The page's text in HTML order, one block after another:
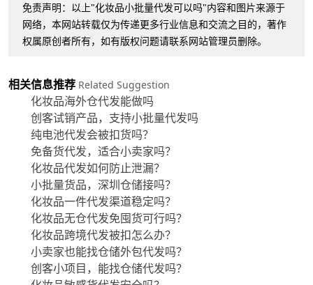
免责声明：以上"化妆品小批量代发可以吗"内容和图片来源于
网络，本网站转载仅为传递更多行业信息和交流之目的，著作
权属原创者所有，如有版权问题请联系网站管理员删除。
相关信息推荐 Related Suggestion
化妆品海外仓代发能做吗
创客试销产品，支持小批量代发吗
纯电池代发会被扣货吗？
免备货代发，适合小卖家吗？
化妆品代发如何防止泄漏？
小批量货品，深圳仓储接吗？
化妆品一件代发渠道稳定吗？
化妆品无仓代发免囤货可行吗？
化妆品跨境代发被扣怎么办？
小卖家也能找仓储外包代发吗？
创客小项目，能找仓储代发吗？